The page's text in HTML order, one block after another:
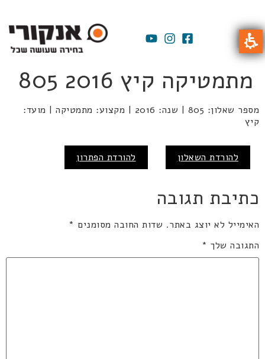
מתמטיקה קיץ 2016 805
מספר שאלון: 805 | שנה: 2016 | מקצוע: מתמטיקה | מועד:
קיץ
להורדת השאלון להורדת הפתרון
כתיבת תגובה
האימייל לא יוצג באתר. שדות החובה מסומנים *
התגובה שלך *